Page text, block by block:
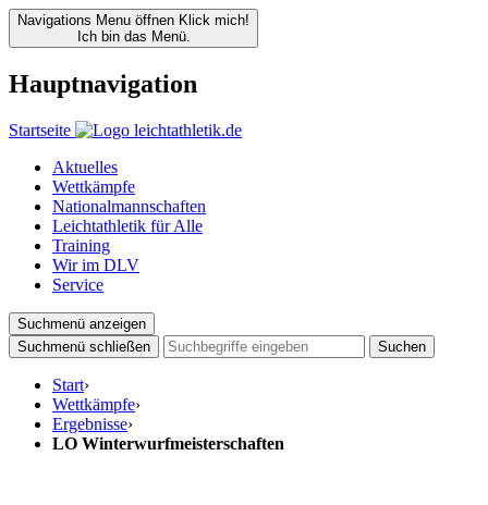
Navigations Menu öffnen Klick mich!
Ich bin das Menü.
Hauptnavigation
Startseite
Aktuelles
Wettkämpfe
Nationalmannschaften
Leichtathletik für Alle
Training
Wir im DLV
Service
Suchmenü anzeigen
Suchmenü schließen
Suchen
Start›
Wettkämpfe›
Ergebnisse›
LO Winterwurfmeisterschaften